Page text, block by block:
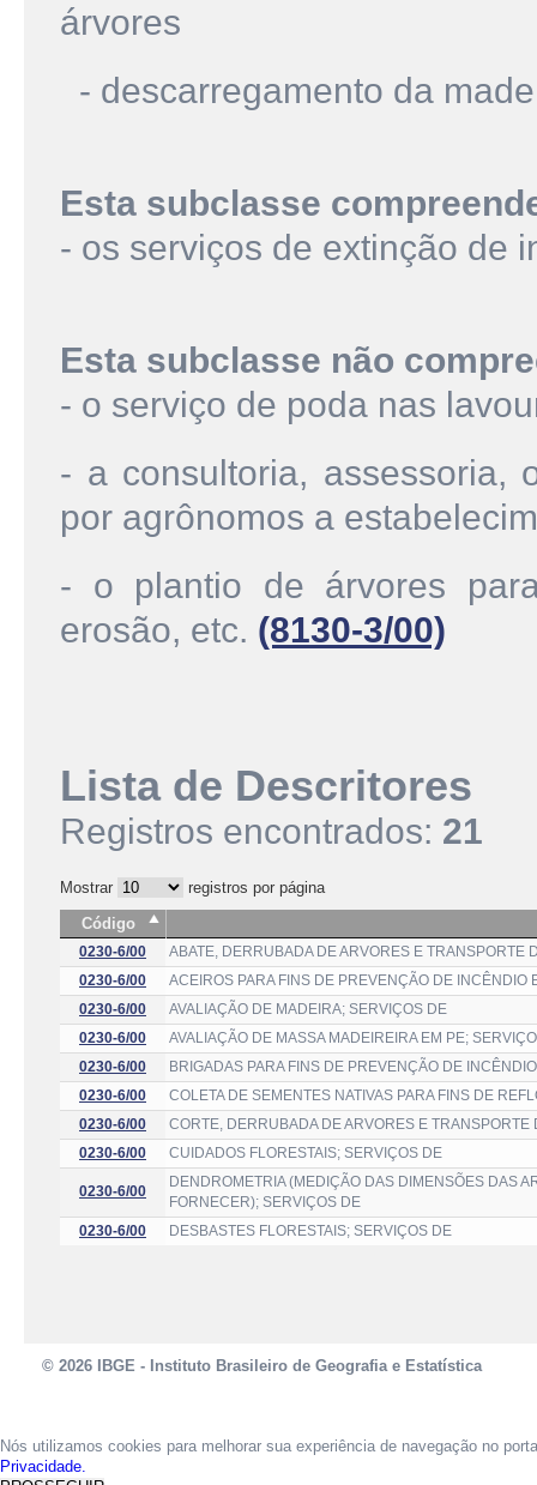
árvores
- descarregamento da
Esta subclasse
- os serviços de extinção de
Esta subclasse não
- o serviço de poda nas
- a consultoria, assessoria,
por agrônomos a
- o plantio de árvores
erosão, etc. (8130-3/00)
Lista de Descritores
Registros encontrados: 21
Mostrar
registros por página
Código
0230-6/00
ABATE, DERRUBADA DE ARVORES E TRANSPORTE
0230-6/00
ACEIROS PARA FINS DE PREVENÇÃO DE
0230-6/00
AVALIAÇÃO DE MADEIRA; SERVIÇOS DE
0230-6/00
AVALIAÇÃO DE MASSA MADEIREIRA EM PE;
0230-6/00
BRIGADAS PARA FINS DE PREVENÇÃO DE
0230-6/00
COLETA DE SEMENTES NATIVAS PARA FINS DE
0230-6/00
CORTE, DERRUBADA DE ARVORES E TRANSPORTE
0230-6/00
CUIDADOS FLORESTAIS; SERVIÇOS DE
0230-6/00
DENDROMETRIA (MEDIÇÃO DAS DIMENSÕES DAS
FORNECER); SERVIÇOS DE
0230-6/00
DESBASTES FLORESTAIS; SERVIÇOS DE
© 2026 IBGE - Instituto Brasileiro de Geografia e Estatística
Nós utilizamos cookies para melhorar sua experiência de navegação no
Privacidade.